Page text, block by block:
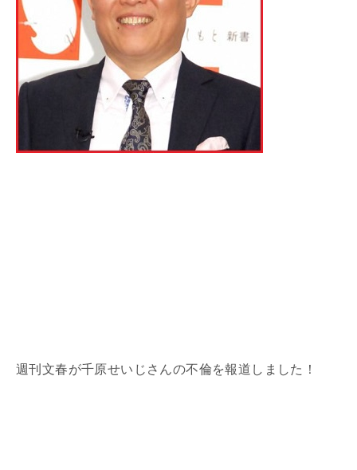
週刊文春が千原せいじさんの不倫を報道しました！